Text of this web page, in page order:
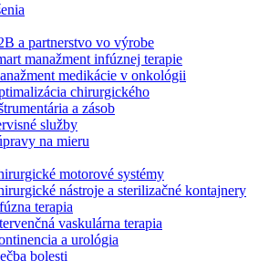
​Navštívte produktový katalóg B.
kompletným produktovým portfóliom.​
s B. Braun. Kontaktujte nás.
a partnerstvo vo výrobe
manažment infúznej terapie
medikácie v onkológii
chirurgického
a zásob
služby
na mieru
motorové systémy
nástroje a sterilizačné kontajnery
terapia
vaskulárna terapia
a urológia
bolesti